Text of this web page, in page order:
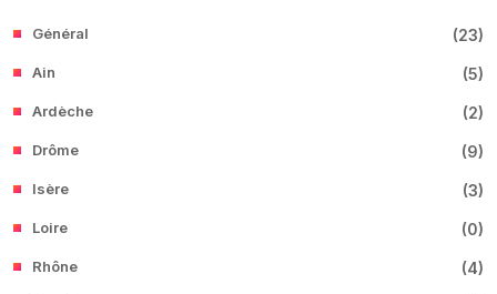
Général (23)
Ain (5)
Ardèche (2)
Drôme (9)
Isère (3)
Loire (0)
Rhône (4)